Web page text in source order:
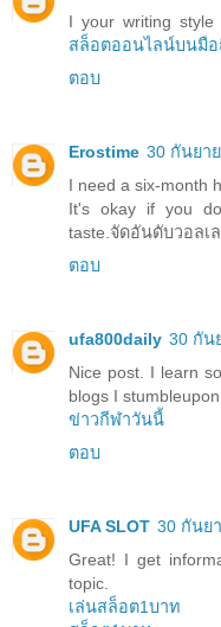
I your writing style
สล็อตออนไลน์บนมือ
ตอบ
Erostime 30 กันยา
I need a six-month
It's okay if you
taste.จัดอันดับวอลเ
ตอบ
ufa800daily 30 กัน
Nice post. I learn
blogs I
ข่าวกีฬาวันนี้
ตอบ
UFA SLOT 30 กันย
Great! I get
topic.
เล่นสล็อต1บาท